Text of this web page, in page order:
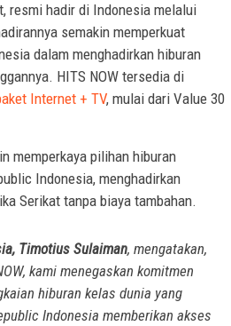
resmi hadir di Indonesia melalui
semakin memperkuat
dalam menghadirkan hiburan
HITS NOW tersedia di
Internet + TV, mulai dari Value 30
memperkaya pilihan hiburan
Indonesia, menghadirkan
Serikat tanpa biaya tambahan.
Timotius Sulaiman, mengatakan,
kami menegaskan komitmen
hiburan kelas dunia yang
Indonesia memberikan akses